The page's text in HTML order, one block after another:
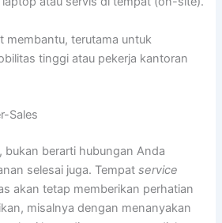
membantu, terutama untuk
tinggi atau pekerja kantoran
Sales
bukan berarti hubungan Anda
selesai juga. Tempatservice
akan tetap memberikan perhatian
misalnya dengan menanyakan